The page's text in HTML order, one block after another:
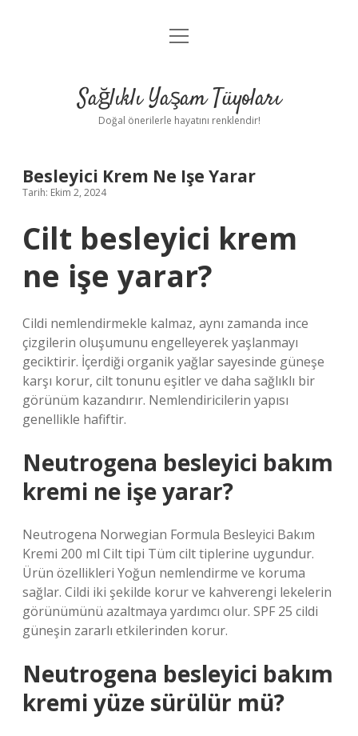
Anasayfa
Yasal Uyarı
menüyü
Sağlıklı Yaşam Tüyoları
Doğal önerilerle hayatını renklendir!
Besleyici Krem Ne Işe Yarar
Tarih: Ekim 2, 2024
Cilt besleyici krem
ne işe yarar?
Cildi nemlendirmekle kalmaz, aynı zamanda ince
çizgilerin oluşumunu engelleyerek yaşlanmayı
geciktirir. İçerdiği organik yağlar sayesinde güneşe
karşı korur, cilt tonunu eşitler ve daha sağlıklı bir
görünüm kazandırır. Nemlendiricilerin yapısı
genellikle hafiftir.
Neutrogena besleyici bakım
kremi ne işe yarar?
Neutrogena Norwegian Formula Besleyici Bakım
Kremi 200 ml Cilt tipi Tüm cilt tiplerine uygundur.
Ürün özellikleri Yoğun nemlendirme ve koruma
sağlar. Cildi iki şekilde korur ve kahverengi lekelerin
görünümünü azaltmaya yardımcı olur. SPF 25 cildi
güneşin zararlı etkilerinden korur.
Neutrogena besleyici bakım
kremi yüze sürülür mü?